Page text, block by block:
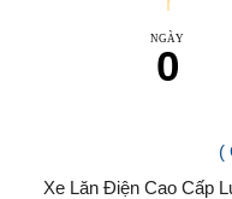
NGÀY
0
(
Xe Lăn Điện Cao Cấp